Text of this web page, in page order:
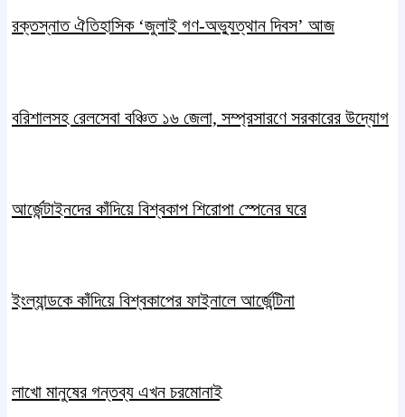
রক্তস্নাত ঐতিহাসিক ‌‘জুলাই গণ-অভ্যুত্থান দিবস’ আজ
বরিশালসহ রেলসেবা বঞ্চিত ১৬ জেলা, সম্প্রসারণে সরকারের উদ্যোগ
আর্জেন্টাইনদের কাঁদিয়ে বিশ্বকাপ শিরোপা স্পেনের ঘরে
ইংল্যান্ডকে কাঁদিয়ে বিশ্বকাপের ফাইনালে আর্জেন্টিনা
লাখো মানুষের গন্তব্য এখন চরমোনাই